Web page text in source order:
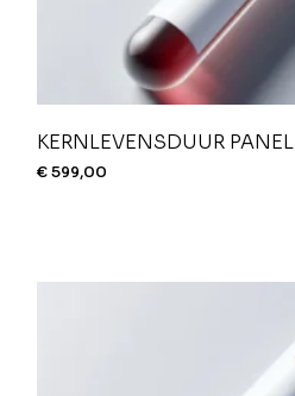
KERNLEVENSDUUR PANEL
€599,00